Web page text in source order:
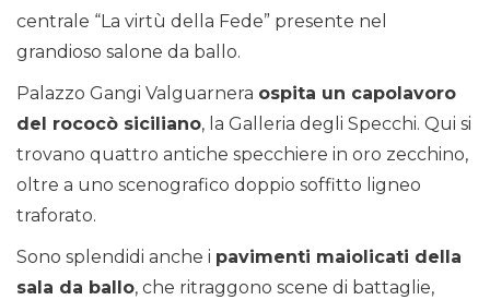
centrale “La virtù della Fede” presente nel
grandioso salone da ballo.
Palazzo Gangi Valguarnera ospita un capolavoro
del rococò siciliano, la Galleria degli Specchi. Qui si
trovano quattro antiche specchiere in oro zecchino,
oltre a uno scenografico doppio soffitto ligneo
traforato.
Sono splendidi anche i pavimenti maiolicati della
sala da ballo, che ritraggono scene di battaglie,